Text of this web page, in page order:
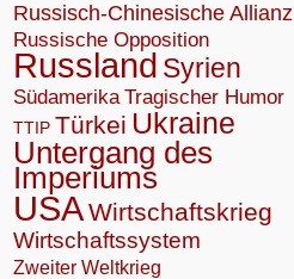
Russisch-Chinesische Allianz
Russische Opposition
Russland Syrien
Südamerika Tragischer Humor
TTIP Türkei Ukraine
Untergang des
Imperiums
USAWirtschaftskrieg
Wirtschaftssystem
Zweiter Weltkrieg